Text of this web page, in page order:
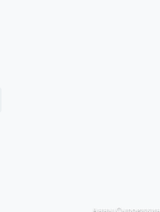
Анны